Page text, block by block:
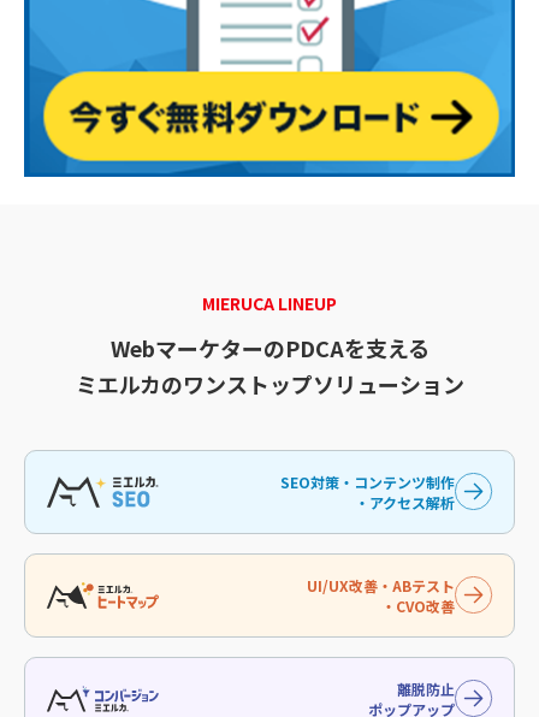
MIERUCA LINEUP
WebマーケターのPDCAを支える
ミエルカのワンストップソリューション
SEO対策・コンテンツ制作
・アクセス解析
UI/UX改善・ABテスト
・CVO改善
離脱防止
ポップアップ